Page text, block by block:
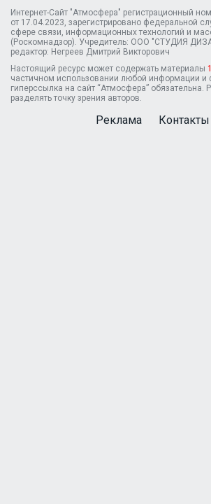
Интернет-Сайт "Атмосфера" регистрационный
от 17.04.2023, зарегистрировано федеральной
сфере связи, информационных технологий и
(Роскомнадзор). Учредитель: ООО "СТУДИЯ
редактор: Негреев Дмитрий Викторович
Настоящий ресурс может содержать материалы
частичном использовании любой информации и
гиперссылка на сайт “Атмосфера” обязательна.
разделять точку зрения авторов.
Реклама Контакты